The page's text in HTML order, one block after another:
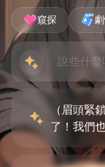
窺探
（眉頭緊
了！我們